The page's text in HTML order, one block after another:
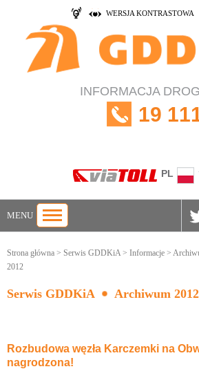
WERSJA KONTRASTOWA
INFORMACJA
19
PL
MENU
Strona główna > Serwis GDDKiA> Informacje >
2012
Serwis GDDKiA Archiwum 2012
Rozbudowa węzła Karczemki na
nagrodzona!